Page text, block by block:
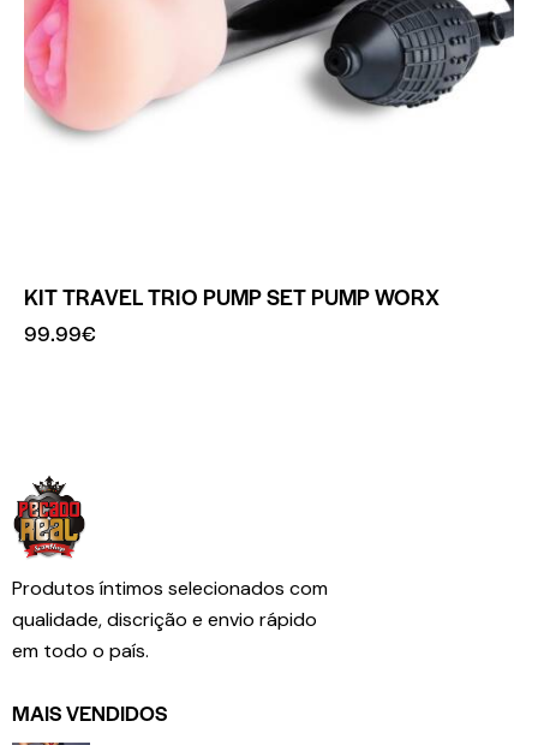
KIT TRAVEL TRIO PUMP SET PUMP WORX
99.99€
Produtos íntimos selecionados com
qualidade, discrição e envio rápido
em todo o país.
MAIS VENDIDOS